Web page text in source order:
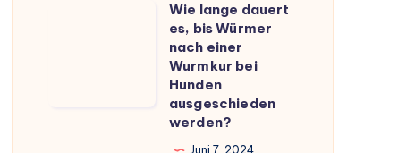
Wie lange dauert
es, bis Würmer
nach einer
Wurmkur bei
Hunden
ausgeschieden
werden?
Juni 7, 2024